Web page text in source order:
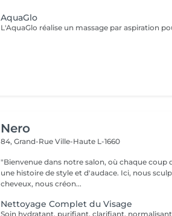
AquaGlo
Nero
84, Grand-RueVille-Haute L-1660
"Bienvenue dans notre salon, où chaque coup
une histoire de style et d'audace. Ici, nous
cheveux, nous créon...
Nettoyage Complet du Visage
Soin hydratant, purifiant, clarifiant,